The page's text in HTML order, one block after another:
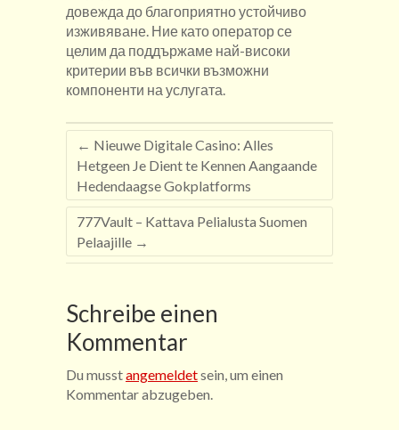
довежда до благоприятно устойчиво
изживяване. Ние като оператор се
целим да поддържаме най-високи
критерии във всички възможни
компоненти на услугата.
← Nieuwe Digitale Casino: Alles
Hetgeen Je Dient te Kennen Aangaande
Hedendaagse Gokplatforms
777Vault – Kattava Pelialusta Suomen
Pelaajille →
Schreibe einen
Kommentar
Du musstangemeldetsein, um einen
Kommentar abzugeben.